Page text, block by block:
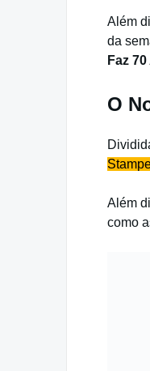
Além
da
Faz
O
Além
como